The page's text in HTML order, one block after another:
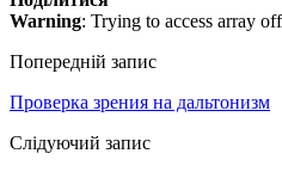
Warning: Trying to access array
Попередній запис
Проверка зрения на дальтонизм
Слідуючий запис